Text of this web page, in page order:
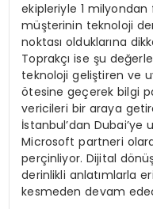
ekipleriyle 1 milyondan
müşterinin teknoloji
noktası olduklarına
Toprakçı ise şu
teknoloji geliştiren ve
ötesine geçerek bilgi
vericileri bir araya
İstanbul’dan Dubai’ye
Microsoft partneri
perçinliyor. Dijital
derinlikli anlatımlarla
kesmeden devam